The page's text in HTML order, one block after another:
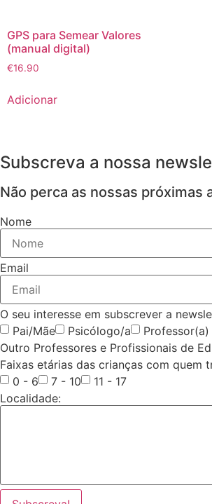
GPS para Semear Valores
(manual digital)
€16.90
Adicionar
Subscreva a nossa
Não perca as nossas próximas
Nome
Email
O seu interesse em subscrever a
Pai/Mãe
Psicólogo/a
Professor(a)
Outro Professores e Profissionais de
Faixas etárias das crianças com quem
0 - 6
7 - 10
11 - 17
Localidade: